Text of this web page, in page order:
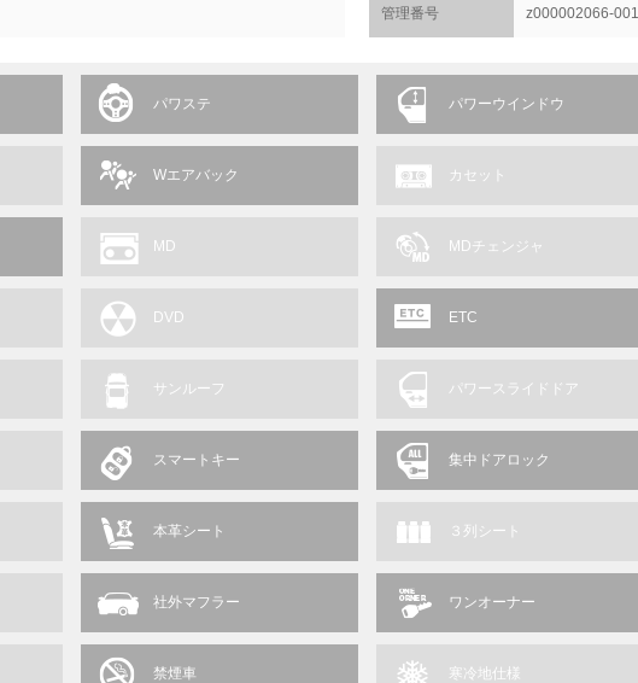
管理番号 z000002066-001
パワステ パワーウインドウ
Wエアバック カセット
MD MDチェンジャ
DVD ETC
サンルーフ パワースライドドア
スマートキー 集中ドアロック
本革シート ３列シート
社外マフラー ワンオーナー
禁煙車 寒冷地仕様